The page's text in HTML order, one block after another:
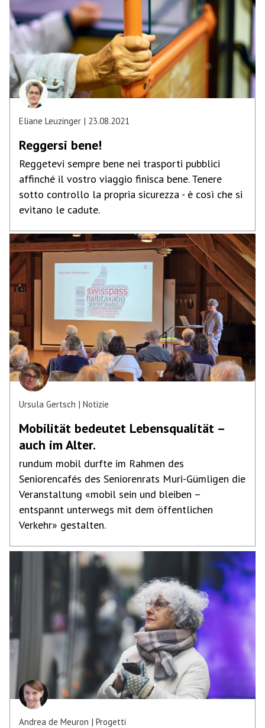
Eliane Leuzinger 23.08.2021
Reggersi bene!
Reggetevi sempre bene nei trasporti pubblici
affinché il vostro viaggio finisca bene. Tenere
sotto controllo la propria sicurezza - è così che si
evitano le cadute.
Ursula Gertsch Notizie
Mobilität bedeutet Lebensqualität –
auch im Alter.
rundum mobil durfte im Rahmen des
Seniorencafés des Seniorenrats Muri-Gümligen die
Veranstaltung «mobil sein und bleiben –
entspannt unterwegs mit dem öffentlichen
Verkehr» gestalten.
Andrea de Meuron Progetti